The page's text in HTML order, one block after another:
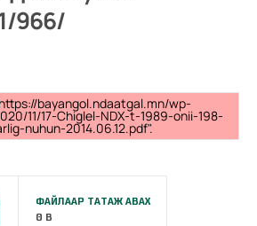
966/
bayangol.ndaatgal.mn/wp-
11/17-Chiglel-NDX-t-1989-onii-198-
nuhun-2014.06.12.pdf".
ФАЙЛААР ТАТАЖ АВАХ
0 B